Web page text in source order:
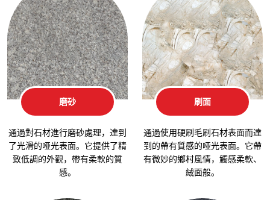
磨砂
通過對石材進行磨砂處理，達到
了光滑的哑光表面。它提供了精
致低調的外觀，帶有柔軟的質
感。
刷面
通過使用硬刷毛刷石材表面而達
到的帶有質感的哑光表面。它帶
有微妙的鄉村風情，觸感柔軟、
絨面般。